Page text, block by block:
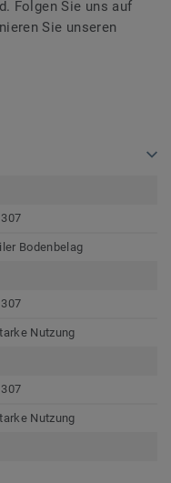
Folgen Sie uns auf
Sie unseren
Bodenbelag
Nutzung
Nutzung